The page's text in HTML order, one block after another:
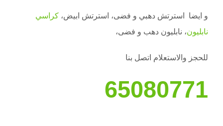
و ايضا استرتش دهبي و فضى، استرتش ابيض، كراسي
نابليون، نابليون دهب و فضى،
للحجز والاستعلام اتصل بنا
65080771